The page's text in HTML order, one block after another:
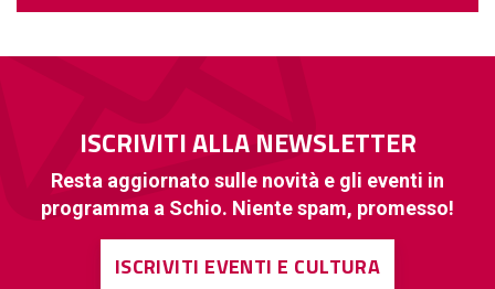
ISCRIVITI ALLA NEWSLETTER
Resta aggiornato sulle novità e gli eventi in
programma a Schio. Niente spam, promesso!
ISCRIVITI EVENTI E CULTURA